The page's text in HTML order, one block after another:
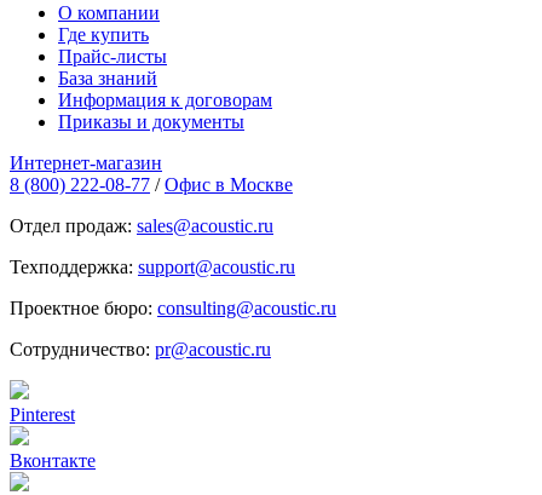
О компании
Где купить
Прайс-листы
База знаний
Информация к договорам
Приказы и документы
Интернет-магазин
8 (800) 222-08-77 / Офис в Москве
Отдел продаж: sales@acoustic.ru
Техподдержка: support@acoustic.ru
Проектное бюро: consulting@acoustic.ru
Сотрудничество: pr@acoustic.ru
Pinterest
Вконтакте